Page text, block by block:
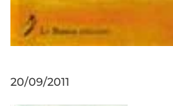
20/09/2011